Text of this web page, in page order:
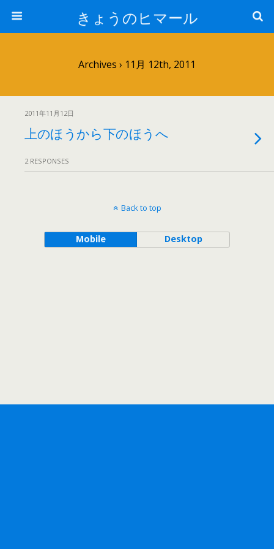
きょうのヒマール
Archives › 11月 12th, 2011
2011年11月12日
上のほうから下のほうへ
2 RESPONSES
Back to top
Mobile Desktop